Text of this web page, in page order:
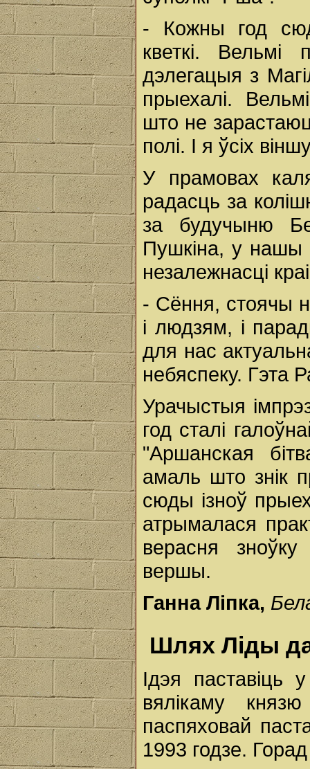
- Кожны год
кветкі.
дэлегацыя з
прыехалі.
што не
полі. І я ўсіх
У прамовах
радасць за
за будучыню
Пушкіна, у нашы
незалежнасці
- Сёння, стоячы
і людзям, і
для нас
небяспеку. Гэта
Урачыстыя
год сталі
"Аршанская
амаль што знік
сюды ізноў
атрымалася
верасня
вершы.
Ганна Ліпка,
Шлях Ліды
Ідэя паставіць
вялікаму
паспяховай
1993 годзе.